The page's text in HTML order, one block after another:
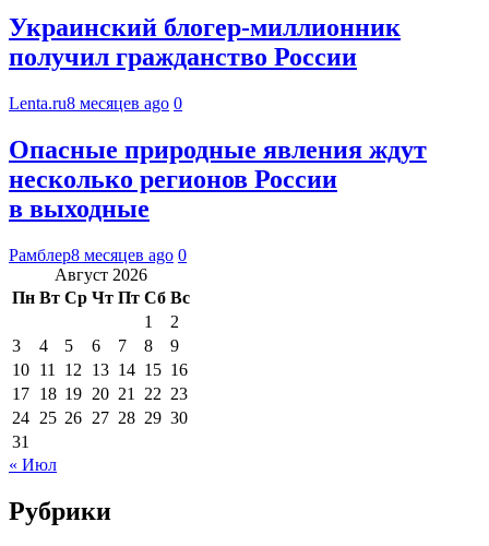
Украинский блогер-миллионник
получил гражданство России
Lenta.ru8 месяцев ago 0
Опасные природные явления ждут
несколько регионов России
в выходные
Рамблер8 месяцев ago 0
Август 2026
Пн Вт Ср Чт Пт Сб Вс
1
2
3
4 5 6 7 8
9
10 11 12 13 14 15 16
17 18 19 20 21 22 23
24 25 26 27 28 29 30
31
« Июл
Рубрики